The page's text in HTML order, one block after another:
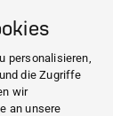
personalisieren,
die Zugriffe
wir
an unsere